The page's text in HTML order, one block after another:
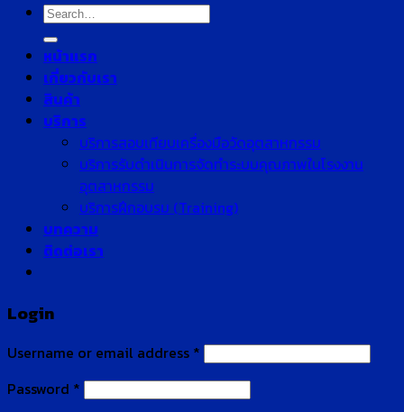
Search
for:
หน้าแรก
เกี่ยวกับเรา
สินค้า
บริการ
บริการสอบเทียบเครื่องมือวัดอุตสาหกรรม
บริการรับดำเนินการจัดทำระบบคุณภาพในโรงงาน
อุตสาหกรรม
บริการฝึกอบรม (Training)
บทความ
ติดต่อเรา
Login
Username or email address *
Password *